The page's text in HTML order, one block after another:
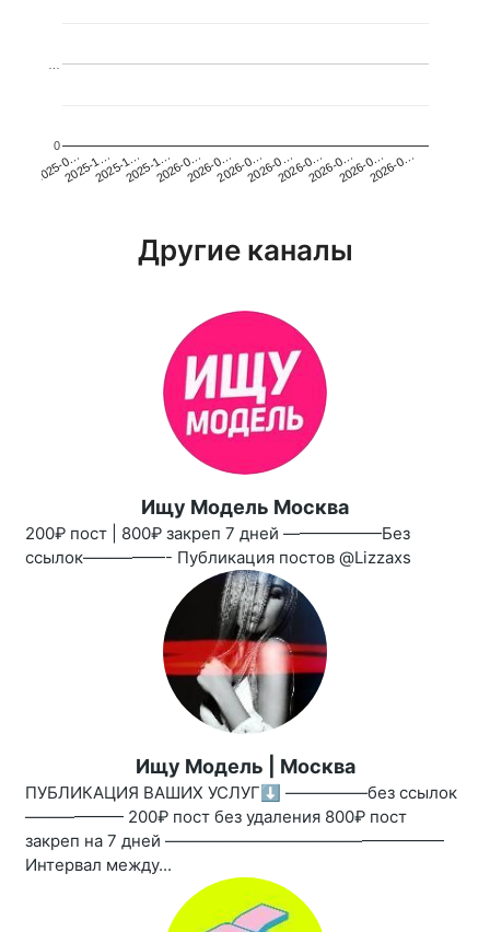
2025-0…2025-1…2025-1…2025-1…2026-0…2026-0…2026-0…2026-0…2026-0…2026-0…2026-0…2026-0…
0
Другие каналы
Ищу Модель Москва
200₽ пост | 800₽ закреп 7 дней ——————Без
ссылок—————- Публикация постов @Lizzaxs
Ищу Модель | Москва
ПУБЛИКАЦИЯ ВАШИХ УСЛУГ⬇️ —————без ссылок
—————— 200₽ пост без удаления 800₽ пост
закреп на 7 дней —————————————————
Интервал между...